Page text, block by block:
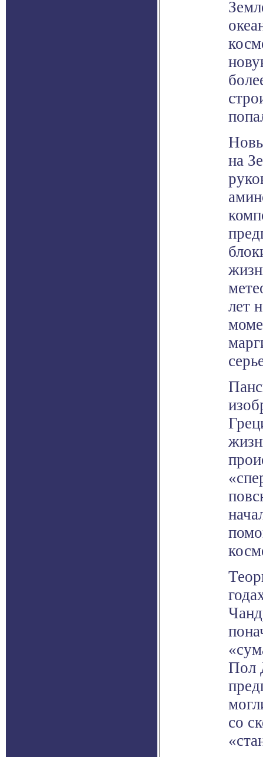
на
лет
Пол
со